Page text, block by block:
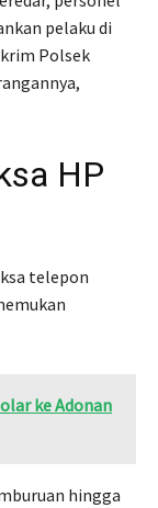
pelaku di
Polsek
HP
telepon
ke Adonan
hingga